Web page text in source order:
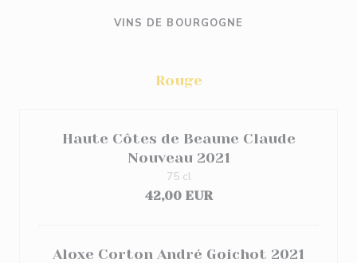
VINS DE BOURGOGNE
Rouge
Haute Côtes de Beaune Claude
Nouveau 2021
42,00 EUR
75 cl
Aloxe Corton André Goichot 2021